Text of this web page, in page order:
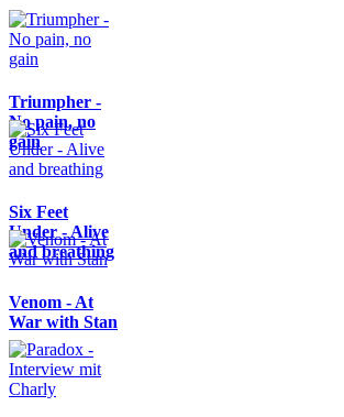
Triumpher -
No pain, no
gain
Six Feet
Under - Alive
and breathing
Venom - At
War with Stan